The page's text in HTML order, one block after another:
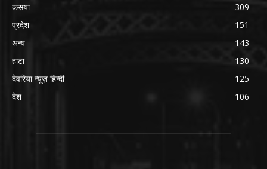
कसया
309
प्रदेश
151
अन्य
143
हाटा
130
देवरिया न्यूज़ हिन्दी
125
देश
106